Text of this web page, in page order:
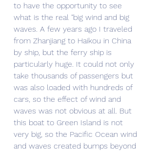
to have the opportunity to see
what is the real "big wind and big
waves. A few years ago I traveled
from Zhanjiang to Haikou in China
by ship, but the ferry ship is
particularly huge. It could not only
take thousands of passengers but
was also loaded with hundreds of
cars, so the effect of wind and
waves was not obvious at all. But
this boat to Green Island is not
very big, so the Pacific Ocean wind
and waves created bumps beyond